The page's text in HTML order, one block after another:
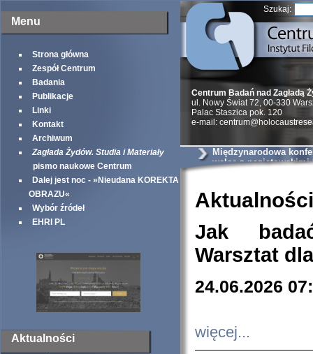
Menu
Strona główna
Zespół Centrum
Badania
Publikacje
Linki
Kontakt
Archiwum
Zagłada Żydów. Studia i Materiały
pismo naukowe Centrum
Dalej jest noc - »Nieudana KOREKTA
OBRAZU«
Wybór źródeł
EHRI PL
Aktualności
Szukaj:
Centrum Badań nad Zagładą
ul. Nowy Świat 72, 00-330
Palac Staszica pok. 120
e-mail:
Międzynarodowa
walce z nazistowskimi
Aktualności
Jak
Warsztat
24.06.2026
więcej...